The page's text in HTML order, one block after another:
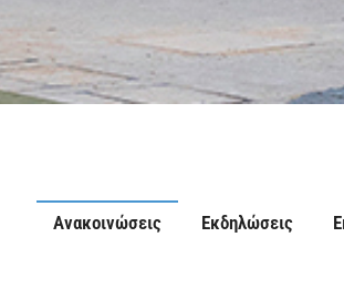
Ενθάρρυνση
Ανακοινώσεις Εκδηλώσεις